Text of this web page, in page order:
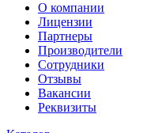
О компании
Лицензии
Партнеры
Производители
Сотрудники
Отзывы
Вакансии
Реквизиты